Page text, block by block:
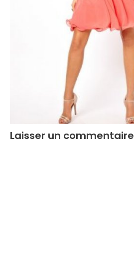
Laisser un commentaire